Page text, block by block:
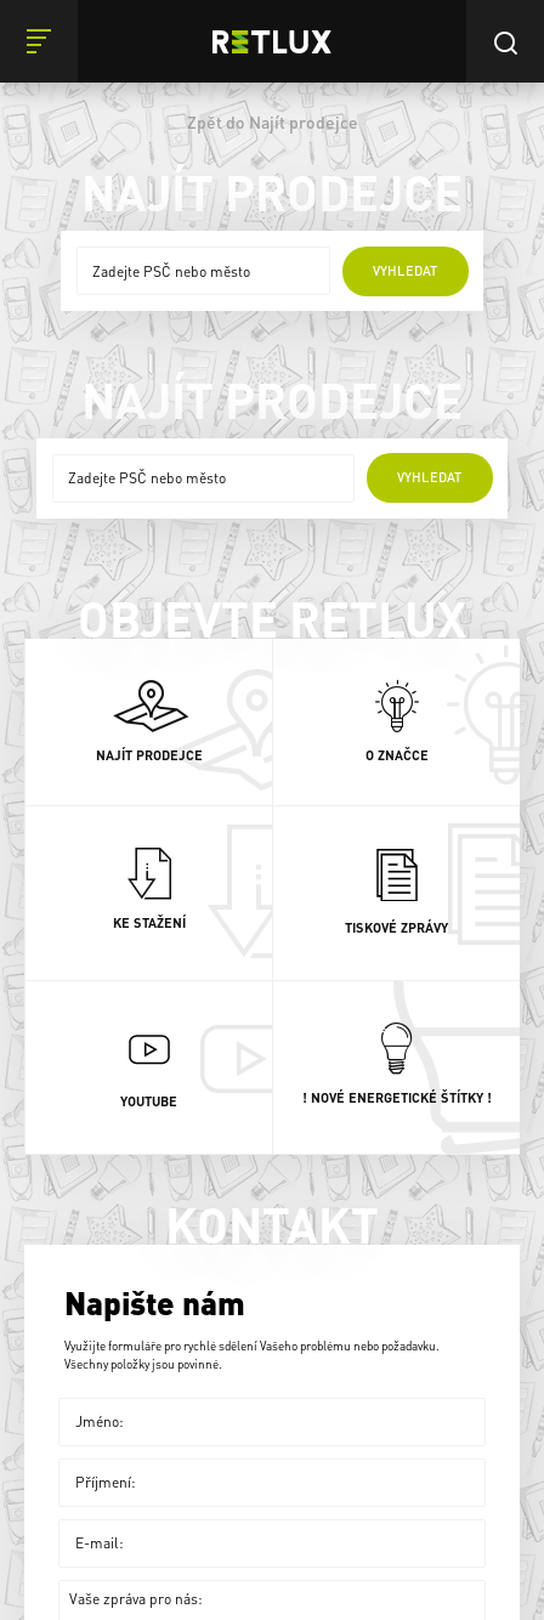
Zpět do Najít prodejce
NAJÍT PRODEJCE
VYHLEDAT
ONLINE PRODEJCI
NAJÍT PRODEJCE
VYHLEDAT
ONLINE PRODEJCI
OBJEVTE RETLUX
NAJÍT PRODEJCE O ZNAČCE
KE STAŽENÍ TISKOVÉ ZPRÁVY
YOUTUBE ! NOVÉ ENERGETICKÉ ŠTÍTKY !
KONTAKT
Napište nám
Využijte formuláře pro rychlé sdělení Vašeho problému nebo požadavku.
Všechny položky jsou povinné.